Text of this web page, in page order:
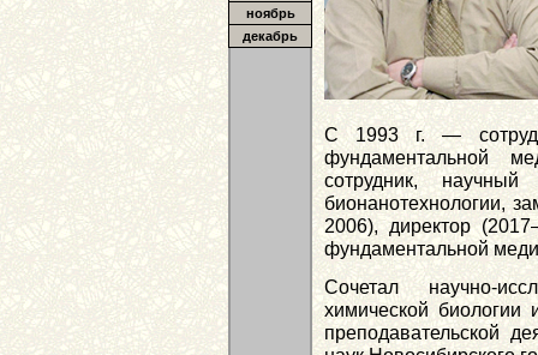
ноябрь
декабрь
С 1993 г. —
фундаментальной
сотрудник, научный
бионанотехнологии,
2006), директор
фундаментальной
Сочетал научно-
химической
преподавательской